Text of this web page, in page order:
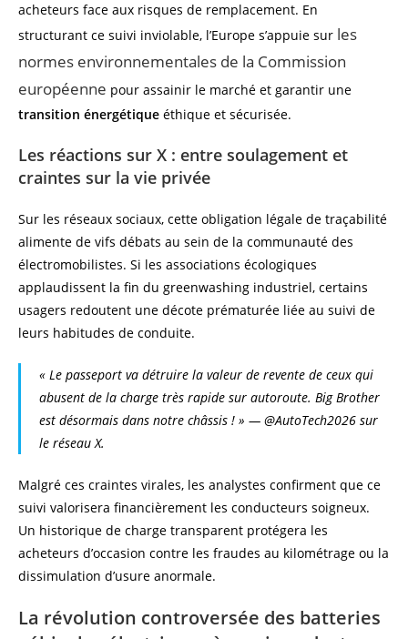
acheteurs face aux risques de remplacement. En
structurant ce suivi inviolable, l’Europe s’appuie sur les
normes environnementales de la Commission
européenne pour assainir le marché et garantir une
transition énergétique éthique et sécurisée.
Les réactions sur X : entre soulagement et
craintes sur la vie privée
Sur les réseaux sociaux, cette obligation légale de traçabilité
alimente de vifs débats au sein de la communauté des
électromobilistes. Si les associations écologiques
applaudissent la fin du greenwashing industriel, certains
usagers redoutent une décote prématurée liée au suivi de
leurs habitudes de conduite.
« Le passeport va détruire la valeur de revente de ceux qui
abusent de la charge très rapide sur autoroute. Big Brother
est désormais dans notre châssis ! » — @AutoTech2026 sur
le réseau X.
Malgré ces craintes virales, les analystes confirment que ce
suivi valorisera financièrement les conducteurs soigneux.
Un historique de charge transparent protégera les
acheteurs d’occasion contre les fraudes au kilométrage ou la
dissimulation d’usure anormale.
La révolution controversée des batteries